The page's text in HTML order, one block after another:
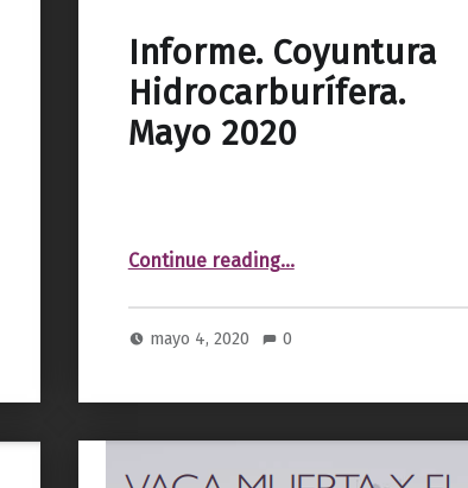
Informe. Coyuntura
Hidrocarburífera.
Mayo 2020
Continue reading“Informe. Coyuntura Hidrocarburífera. Mayo 2020”
…
mayo 4, 2020 0